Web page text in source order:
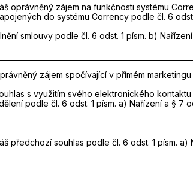
oprávněný zájem na funkčnosti systému
do systému Corrency podle čl. 6
smlouvy podle čl. 6 odst. 1 písm. b) Nařízení
zájem spočívající v přímém
s využitím svého elektronického
podle čl. 6 odst. 1 písm. a) Nařízení a § 7
předchozí souhlas podle čl. 6 odst. 1 písm. a)